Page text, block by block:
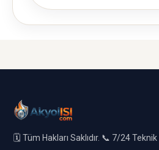
🗓️ Tüm Hakları Saklıdır. 📞 7/24